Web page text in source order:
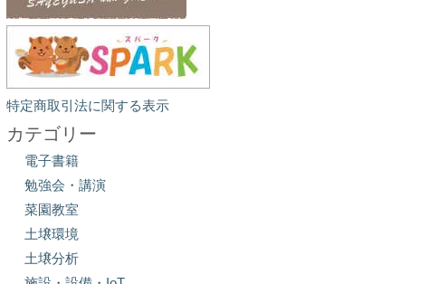
特定商取引法に関する表示
カテゴリー
電子書籍
勉強会・講演
菜園教室
土壌環境
土壌分析